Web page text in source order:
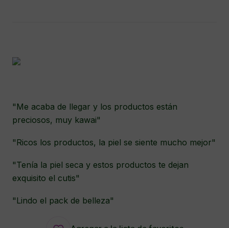
"Me acaba de llegar y los productos están
preciosos, muy kawai"
"Ricos los productos, la piel se siente mucho mejor"
"Tenía la piel seca y estos productos te dejan
exquisito el cutis"
"Lindo el pack de belleza"